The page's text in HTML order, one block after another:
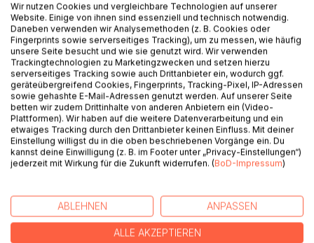
BESCHREIBUNG
Eine verheiratete Frau zieht sich auf eine Nordsee-Insel
zurück, um sich darüber klar zu werden, ob sie ihren Mann
verlassen und zu ihrem Künstlerfreund ziehen soll.
Eigentlich gibt es keine triftigen Gründe, die gegen ihre Ehe
sprechen, wenn man davon absieht, daß sie so normal und
lösen, die immerhin zwanzig Jahre Bestand gehabt hat. Erst
als ihr Mann überraschend seinen Besuch auf der Insel
ankündigt, merkt sie an ihrer Reaktion, daß sie bereit ist,
Wir nutzen Cookies und vergleichbare Technologien auf unserer
Website. Einige von ihnen sind essenziell und technisch notwendig.
Daneben verwenden wir Analysemethoden (z. B. Cookies oder
Fingerprints sowie serverseitiges Tracking), um zu messen, wie häufig
unsere Seite besucht und wie sie genutzt wird. Wir verwenden
Trackingtechnologien zu Marketingzwecken und setzen hierzu
serverseitiges Tracking sowie auch Drittanbieter ein, wodurch ggf.
geräteübergreifend Cookies, Fingerprints, Tracking-Pixel, IP-Adressen
sowie gehashte E-Mail-Adressen genutzt werden. Auf unserer Seite
betten wir zudem Drittinhalte von anderen Anbietern ein (Video-
Plattformen). Wir haben auf die weitere Datenverarbeitung und ein
etwaiges Tracking durch den Drittanbieter keinen Einfluss. Mit deiner
Einstellung willigst du in die oben beschriebenen Vorgänge ein. Du
kannst deine Einwilligung (z. B. im Footer unter „Privacy-Einstellungen“)
jederzeit mit Wirkung für die Zukunft widerrufen. (BoD-Impressum)
ABLEHNEN ANPASSEN
ALLE AKZEPTIEREN